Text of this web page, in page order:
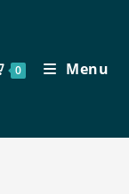
0 Menu